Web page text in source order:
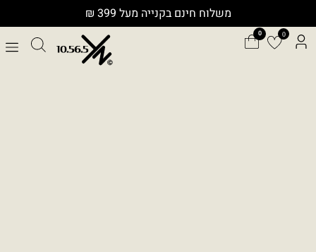
משלוח חינם בקנייה מעל 399 ₪
0